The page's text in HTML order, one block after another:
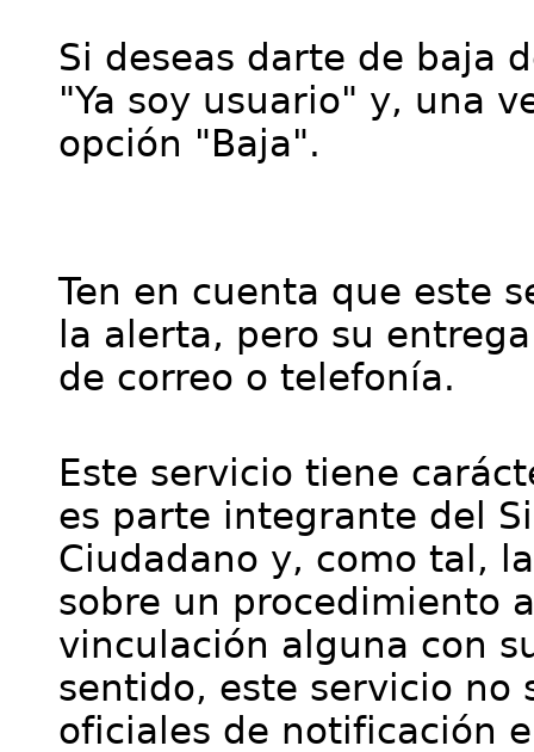
Si deseas darte de baja
"Ya soy usuario" y, una
opción "Baja".
Ten en cuenta que este
la alerta, pero su
de correo o telefonía.
Este servicio tiene
es parte integrante del
Ciudadano y, como tal,
sobre un procedimiento
vinculación alguna con
sentido, este servicio no
oficiales de notificación